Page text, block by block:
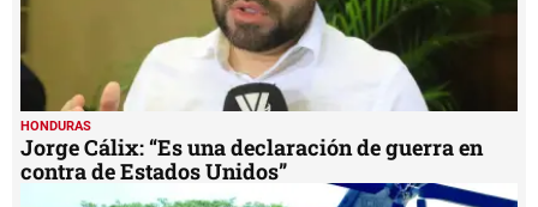
HONDURAS
Jorge Cálix: “Es una declaración de guerra en
contra de Estados Unidos”